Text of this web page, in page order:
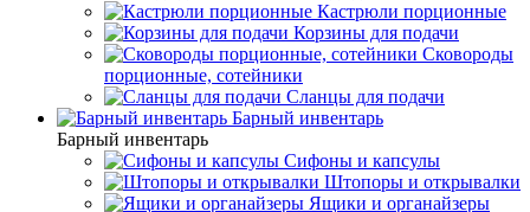
Кастрюли порционные
Корзины для подачи
Сковороды
порционные, сотейники
Сланцы для подачи
Барный инвентарь
Барный инвентарь
Сифоны и капсулы
Штопоры и открывалки
Ящики и органайзеры